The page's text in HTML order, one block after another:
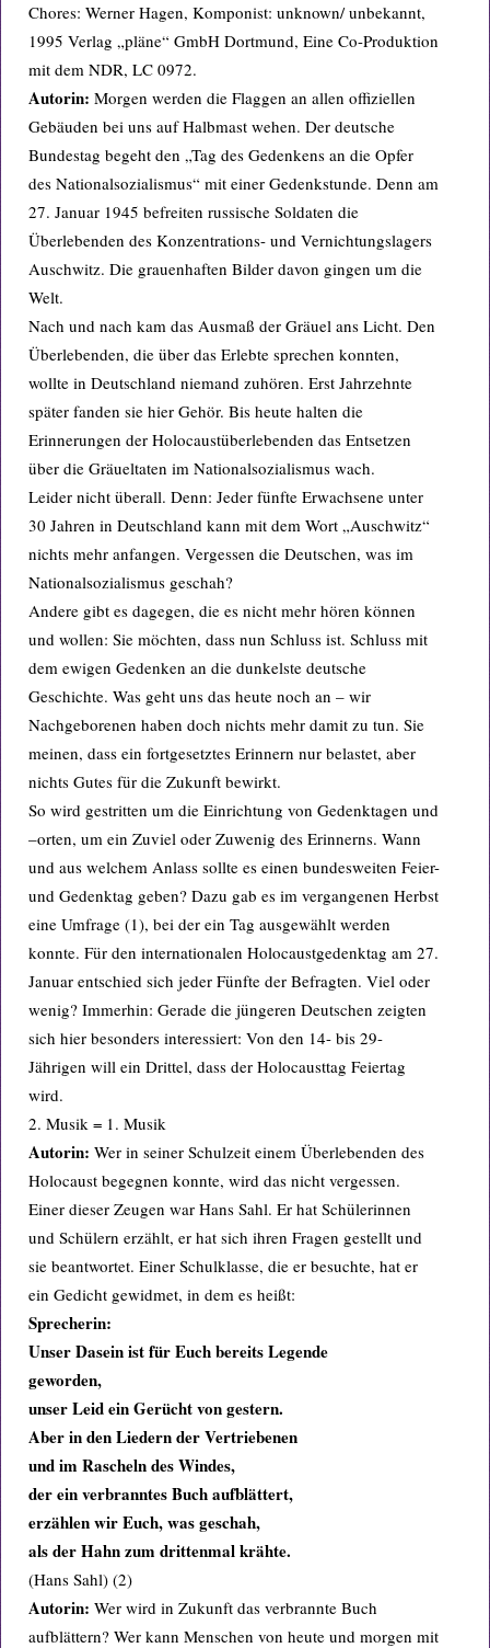
Chores: Werner Hagen, Komponist: unknown/ unbekannt,
1995 Verlag „pläne“ GmbH Dortmund, Eine Co-Produktion
mit dem NDR, LC 0972.
Autorin: Morgen werden die Flaggen an allen offiziellen
Gebäuden bei uns auf Halbmast wehen. Der deutsche
Bundestag begeht den „Tag des Gedenkens an die Opfer
des Nationalsozialismus“ mit einer Gedenkstunde. Denn am
27. Januar 1945 befreiten russische Soldaten die
Überlebenden des Konzentrations- und Vernichtungslagers
Auschwitz. Die grauenhaften Bilder davon gingen um die
Welt.
Nach und nach kam das Ausmaß der Gräuel ans Licht. Den
Überlebenden, die über das Erlebte sprechen konnten,
wollte in Deutschland niemand zuhören. Erst Jahrzehnte
später fanden sie hier Gehör. Bis heute halten die
Erinnerungen der Holocaustüberlebenden das Entsetzen
über die Gräueltaten im Nationalsozialismus wach.
Leider nicht überall. Denn: Jeder fünfte Erwachsene unter
30 Jahren in Deutschland kann mit dem Wort „Auschwitz“
nichts mehr anfangen. Vergessen die Deutschen, was im
Nationalsozialismus geschah?
Andere gibt es dagegen, die es nicht mehr hören können
und wollen: Sie möchten, dass nun Schluss ist. Schluss mit
dem ewigen Gedenken an die dunkelste deutsche
Geschichte. Was geht uns das heute noch an – wir
Nachgeborenen haben doch nichts mehr damit zu tun. Sie
meinen, dass ein fortgesetztes Erinnern nur belastet, aber
nichts Gutes für die Zukunft bewirkt.
So wird gestritten um die Einrichtung von Gedenktagen und
–orten, um ein Zuviel oder Zuwenig des Erinnerns. Wann
und aus welchem Anlass sollte es einen bundesweiten Feier-
und Gedenktag geben? Dazu gab es im vergangenen Herbst
eine Umfrage (1), bei der ein Tag ausgewählt werden
konnte. Für den internationalen Holocaustgedenktag am 27.
Januar entschied sich jeder Fünfte der Befragten. Viel oder
wenig? Immerhin: Gerade die jüngeren Deutschen zeigten
sich hier besonders interessiert: Von den 14- bis 29-
Jährigen will ein Drittel, dass der Holocausttag Feiertag
wird.
2. Musik = 1. Musik
Autorin: Wer in seiner Schulzeit einem Überlebenden des
Holocaust begegnen konnte, wird das nicht vergessen.
Einer dieser Zeugen war Hans Sahl. Er hat Schülerinnen
und Schülern erzählt, er hat sich ihren Fragen gestellt und
sie beantwortet. Einer Schulklasse, die er besuchte, hat er
ein Gedicht gewidmet, in dem es heißt:
Sprecherin:
Unser Dasein ist für Euch bereits Legende
geworden,
unser Leid ein Gerücht von gestern.
Aber in den Liedern der Vertriebenen
und im Rascheln des Windes,
der ein verbranntes Buch aufblättert,
erzählen wir Euch, was geschah,
als der Hahn zum drittenmal krähte.
(Hans Sahl) (2)
Autorin: Wer wird in Zukunft das verbrannte Buch
aufblättern? Wer kann Menschen von heute und morgen mit